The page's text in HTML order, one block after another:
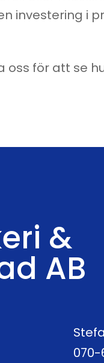
investering i
oss för att se
&
AB
070-